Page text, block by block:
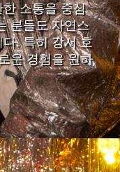
소통을 중심
분들도 자연스
. 특히 강서 호
운 경험을 원하